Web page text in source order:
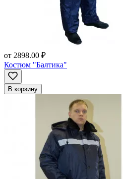
от 2898.00 ₽
Костюм "Балтика"
В корзину